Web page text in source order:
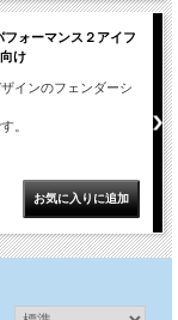
フォーマンス２アイフ
け
インのフェンダーシ
。